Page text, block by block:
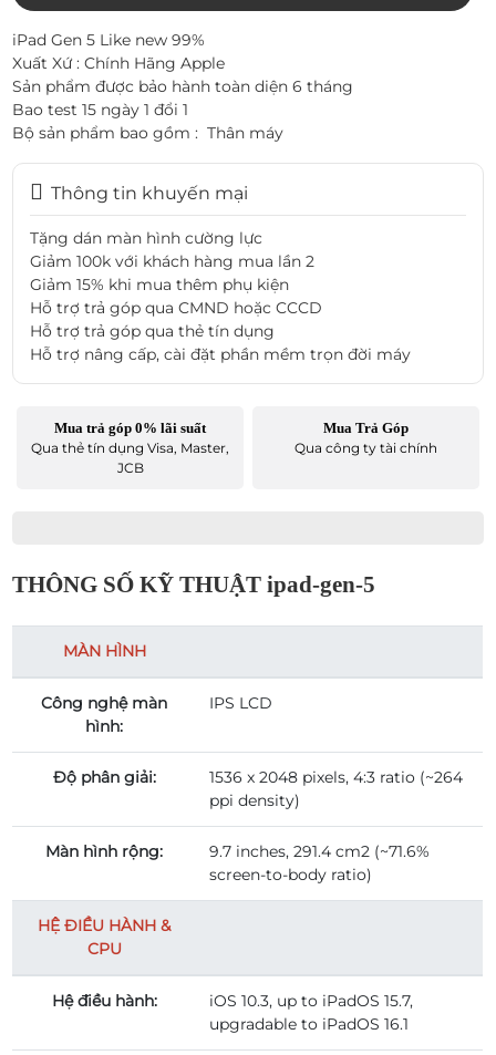
iPad Gen 5 Like new 99%
Xuất Xứ : Chính Hãng Apple
Sản phẩm được bảo hành toàn diện 6 tháng
Bao test 15 ngày 1 đổi 1
Bộ sản phẩm bao gồm : Thân máy
Thông tin khuyến mại
Tặng dán màn hình cường lực
Giảm 100k với khách hàng mua lần 2
Giảm 15% khi mua thêm phụ kiện
Hỗ trợ trả góp qua CMND hoặc CCCD
Hỗ trợ trả góp qua thẻ tín dụng
Hỗ trợ nâng cấp, cài đặt phần mềm trọn đời máy
Mua trả góp 0% lãi suất
Qua thẻ tín dụng Visa, Master,
JCB
Mua Trả Góp
Qua công ty tài chính
THÔNG SỐ KỸ THUẬT ipad-gen-5
MÀN HÌNH
Công nghệ màn
hình:
IPS LCD
Độ phân giải:
1536 x 2048 pixels, 4:3 ratio (~264
ppi density)
Màn hình rộng:
9.7 inches, 291.4 cm2 (~71.6%
screen-to-body ratio)
HỆ ĐIỀU HÀNH &
CPU
Hệ điều hành:
iOS 10.3, up to iPadOS 15.7,
upgradable to iPadOS 16.1